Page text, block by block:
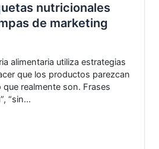
nutricionales
de marketing
alimentaria utiliza estrategias
que los productos parezcan
que realmente son. Frases
“sin...